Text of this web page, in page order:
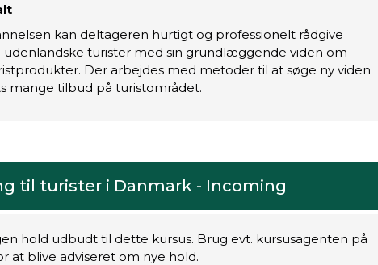
kan deltageren hurtigt og professionelt rådgive
udenlandske turister med sin grundlæggende viden om
Der arbejdes med metoder til at søge ny viden
mange tilbud på turistområdet.
til turister i Danmark - Incoming
hold udbudt til dette kursus. Brug evt. kursusagenten på
at blive adviseret om nye hold.